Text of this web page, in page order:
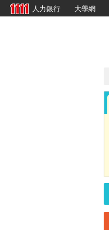
人力銀行 大學網